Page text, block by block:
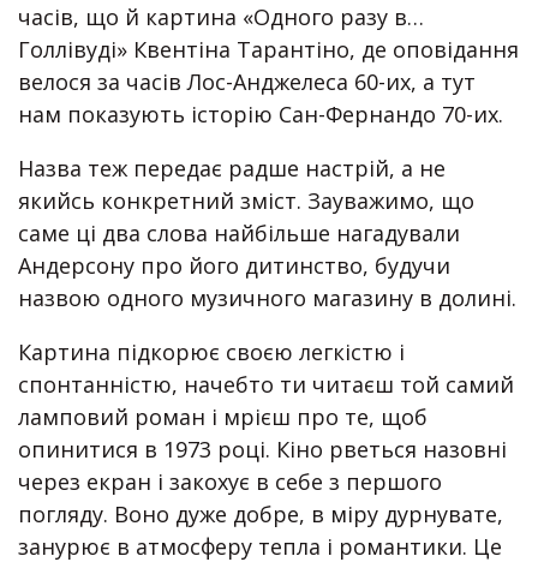
часів, що й картина «Одного разу в…
Голлівуді» Квентіна Тарантіно, де оповідання
велося за часів Лос-Анджелеса 60-их, а тут
нам показують історію Сан-Фернандо 70-их.
Назва теж передає радше настрій, а не
якийсь конкретний зміст. Зауважимо, що
саме ці два слова найбільше нагадували
Андерсону про його дитинство, будучи
назвою одного музичного магазину в долині.
Картина підкорює своєю легкістю і
спонтанністю, начебто ти читаєш той самий
ламповий роман і мрієш про те, щоб
опинитися в 1973 році. Кіно рветься назовні
через екран і закохує в себе з першого
погляду. Воно дуже добре, в міру дурнувате,
занурює в атмосферу тепла і романтики. Це